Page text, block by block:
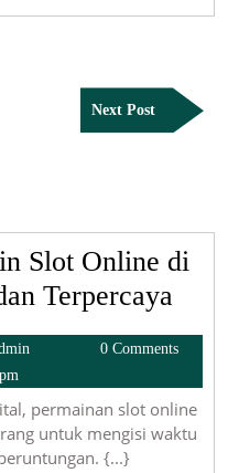
Next Post
Next
Post
Slot Online di
Terpercaya
0 Comments
permainan slot online
untuk mengisi waktu
{...}